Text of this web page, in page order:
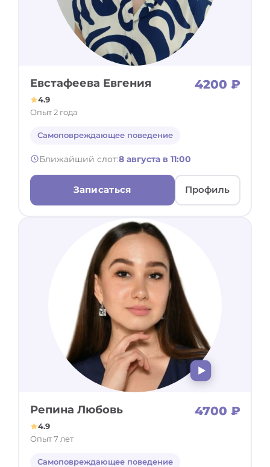
Евстафеева Евгения 4200 ₽
4.9
Опыт 2 года
Самоповреждающее поведение
Ближайший слот:8 августа в 11:00
Записаться Профиль
Репина Любовь 4700 ₽
4.9
Опыт 7 лет
Самоповреждающее поведение